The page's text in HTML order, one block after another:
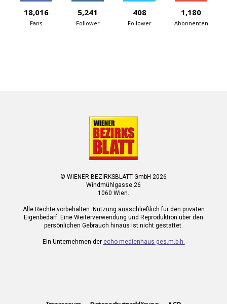
18,016
Fans
5,241
Follower
408
Follower
1,180
Abonnenten
© WIENER BEZIRKSBLATT GmbH 2026
Windmühlgasse 26
1060 Wien.
Alle Rechte vorbehalten. Nutzung ausschließlich für den privaten
Eigenbedarf. Eine Weiterverwendung und Reproduktion über den
persönlichen Gebrauch hinaus ist nicht gestattet.
Ein Unternehmen der echo medienhaus ges.m.b.h.